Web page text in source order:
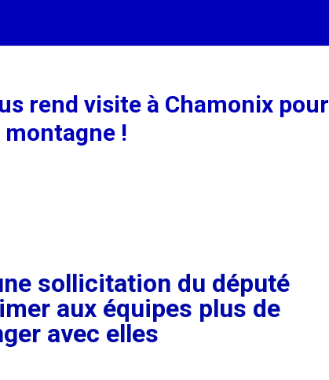
rend visite à Chamonix pour
!
sollicitation du député
aux équipes plus de
avec elles